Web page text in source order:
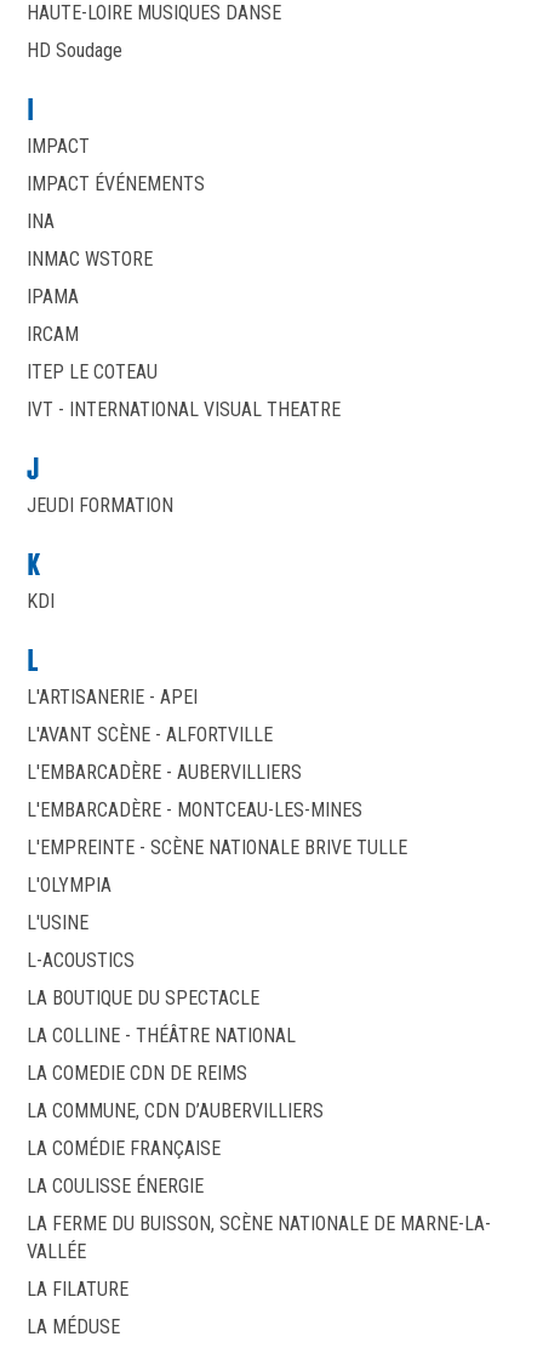
HAUTE-LOIRE MUSIQUES DANSE
HD Soudage
I
IMPACT
IMPACT ÉVÉNEMENTS
INA
INMAC WSTORE
IPAMA
IRCAM
ITEP LE COTEAU
IVT - INTERNATIONAL VISUAL THEATRE
J
JEUDI FORMATION
K
KDI
L
L'ARTISANERIE - APEI
L'AVANT SCÈNE - ALFORTVILLE
L'EMBARCADÈRE - AUBERVILLIERS
L'EMBARCADÈRE - MONTCEAU-LES-MINES
L'EMPREINTE - SCÈNE NATIONALE BRIVE TULLE
L'OLYMPIA
L'USINE
L-ACOUSTICS
LA BOUTIQUE DU SPECTACLE
LA COLLINE - THÉÂTRE NATIONAL
LA COMEDIE CDN DE REIMS
LA COMMUNE, CDN D’AUBERVILLIERS
LA COMÉDIE FRANÇAISE
LA COULISSE ÉNERGIE
LA FERME DU BUISSON, SCÈNE NATIONALE DE MARNE-LA-
VALLÉE
LA FILATURE
LA MÉDUSE